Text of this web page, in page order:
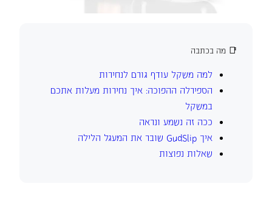
📑 מה בכתבה
למה משקל עודף גורם לנחירות
הספירלה ההפוכה: איך נחירות מעלות אתכם
במשקל
ככה זה נשמע ונראה
איך GudSlip שובר את המעגל הלילה
שאלות נפוצות